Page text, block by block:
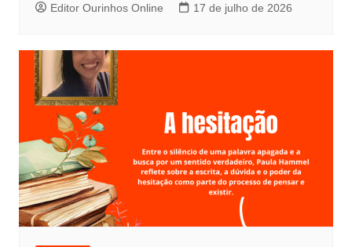
Editor Ourinhos Online 17 de julho de 2026